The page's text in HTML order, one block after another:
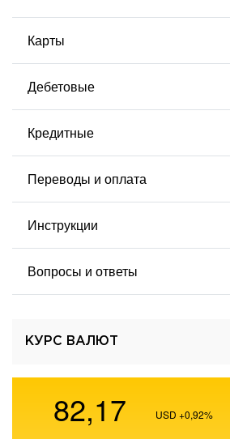
Карты
Дебетовые
Кредитные
Переводы и оплата
Инструкции
Вопросы и ответы
КУРС ВАЛЮТ
82,17 USD +0,92%